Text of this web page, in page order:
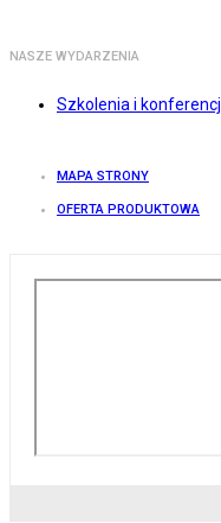
NASZE WYDARZENIA
Szkolenia i
MAPA STRONY
OFERTA PRODUKTOWA